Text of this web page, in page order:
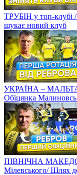
ТРУБІН у топ-
шукає новий клуб
УКРАЇНА – МАЛЬТА.
Обіцянка
ПІВНІЧНА
Мілевського/ Шлях